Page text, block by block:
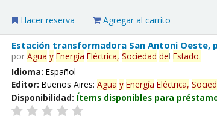
Hacer reserva Agregar al carrito
Estación transformadora San Antoni Oeste,
porAgua y Energía Eléctrica, Sociedad delEstado.
Idioma:Español
Editor:Buenos Aires:Agua y Energía Eléctrica,
Disponibilidad: Ítems disponibles para